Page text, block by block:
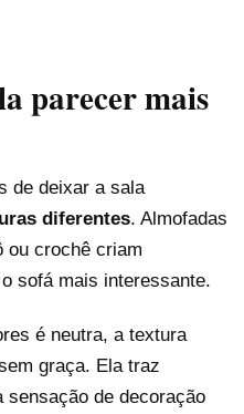
parecer mais
de deixar a sala
diferentes. Almofadas
ou crochê criam
sofá mais interessante.
é neutra, a textura
graça. Ela traz
sensação de decoração